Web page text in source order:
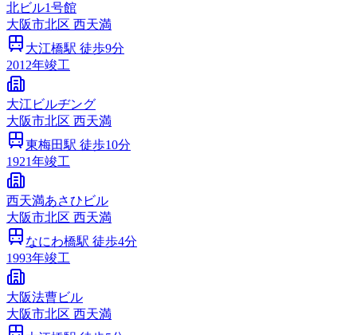
北ビル1号館
大阪市北区 西天満
大江橋駅 徒歩9分
2012年竣工
大江ビルヂング
大阪市北区 西天満
東梅田駅 徒歩10分
1921年竣工
西天満あさひビル
大阪市北区 西天満
なにわ橋駅 徒歩4分
1993年竣工
大阪法曹ビル
大阪市北区 西天満